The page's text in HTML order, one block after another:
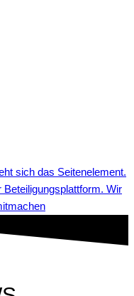
Beteiligungsplattform. Wir